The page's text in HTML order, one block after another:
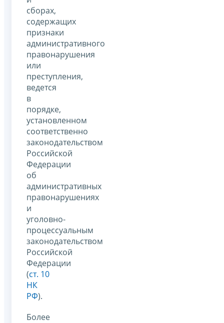
сборах,
содержащих
признаки
административного
правонарушения
или
преступления,
ведется
в
порядке,
установленном
соответственно
законодательством
Российской
Федерации
об
административных
правонарушениях
и
уголовно-
процессуальным
законодательством
Российской
Федерации
(ст. 10
НК
РФ).
Более